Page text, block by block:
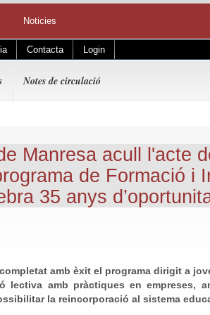
Noticies
Contacta Login
Notes de circulació
Manresa acull l'acte
de Formació i
35 anys
amb èxit el programa dirigit a
lectiva amb pràctiques en empreses,
la reincorporació al sistema